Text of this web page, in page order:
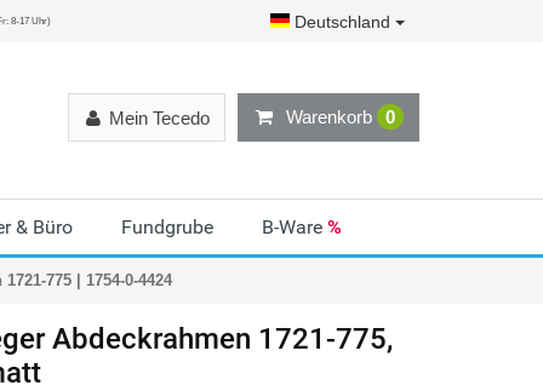
8-17 Uhr) Deutschland
Warenkorb 0
Mein Tecedo
& Büro Fundgrube B-Ware %
775 | 1754-0-4424
Abdeckrahmen 1721-775,